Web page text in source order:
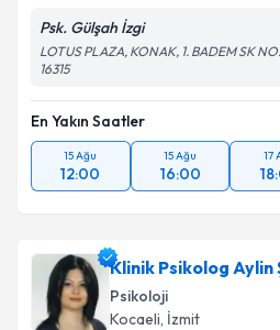
Psk. Gülşah İzgi
LOTUS PLAZA, KONAK, 1. BADEM SK
16315
En Yakın Saatler
15 Ağu
12:00
15 Ağu
16:00
17
Klinik Psikolog Aylin
Psikoloji
Kocaeli, İzmit